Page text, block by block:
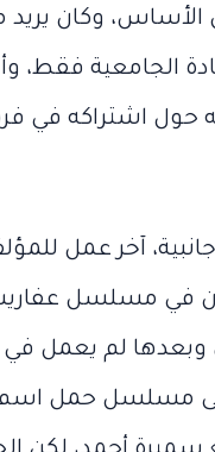
الأساس، وكان
الجامعية فقط،
حول اشتراكه في
آخر عمل
في مسلسل
2017، وبعدها لم
مسلسل حمل اسم